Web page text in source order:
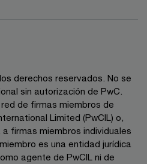
derechos reservados. No se
sin autorización de PwC.
de firmas miembros de
Limited (PwCIL) o,
firmas miembros individuales
es una entidad jurídica
agente de PwCIL ni de